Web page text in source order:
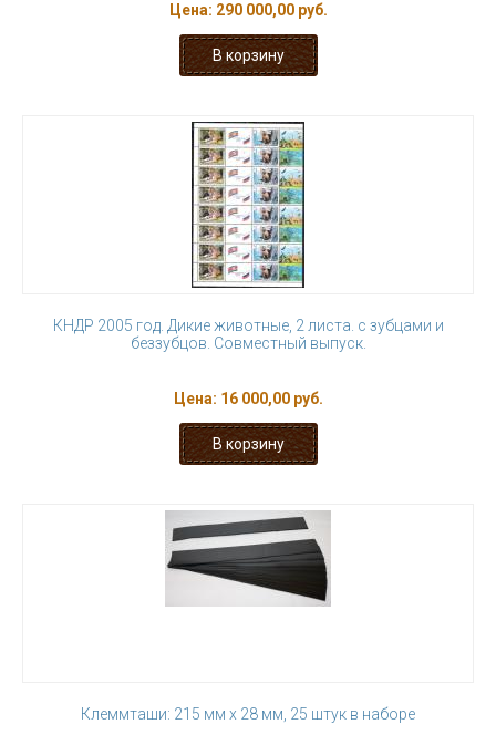
Цена: 290 000,00 руб.
КНДР 2005 год. Дикие животные, 2 листа. с зубцами и
беззубцов. Совместный выпуск.
Цена: 16 000,00 руб.
Клеммташи: 215 мм х 28 мм, 25 штук в наборе